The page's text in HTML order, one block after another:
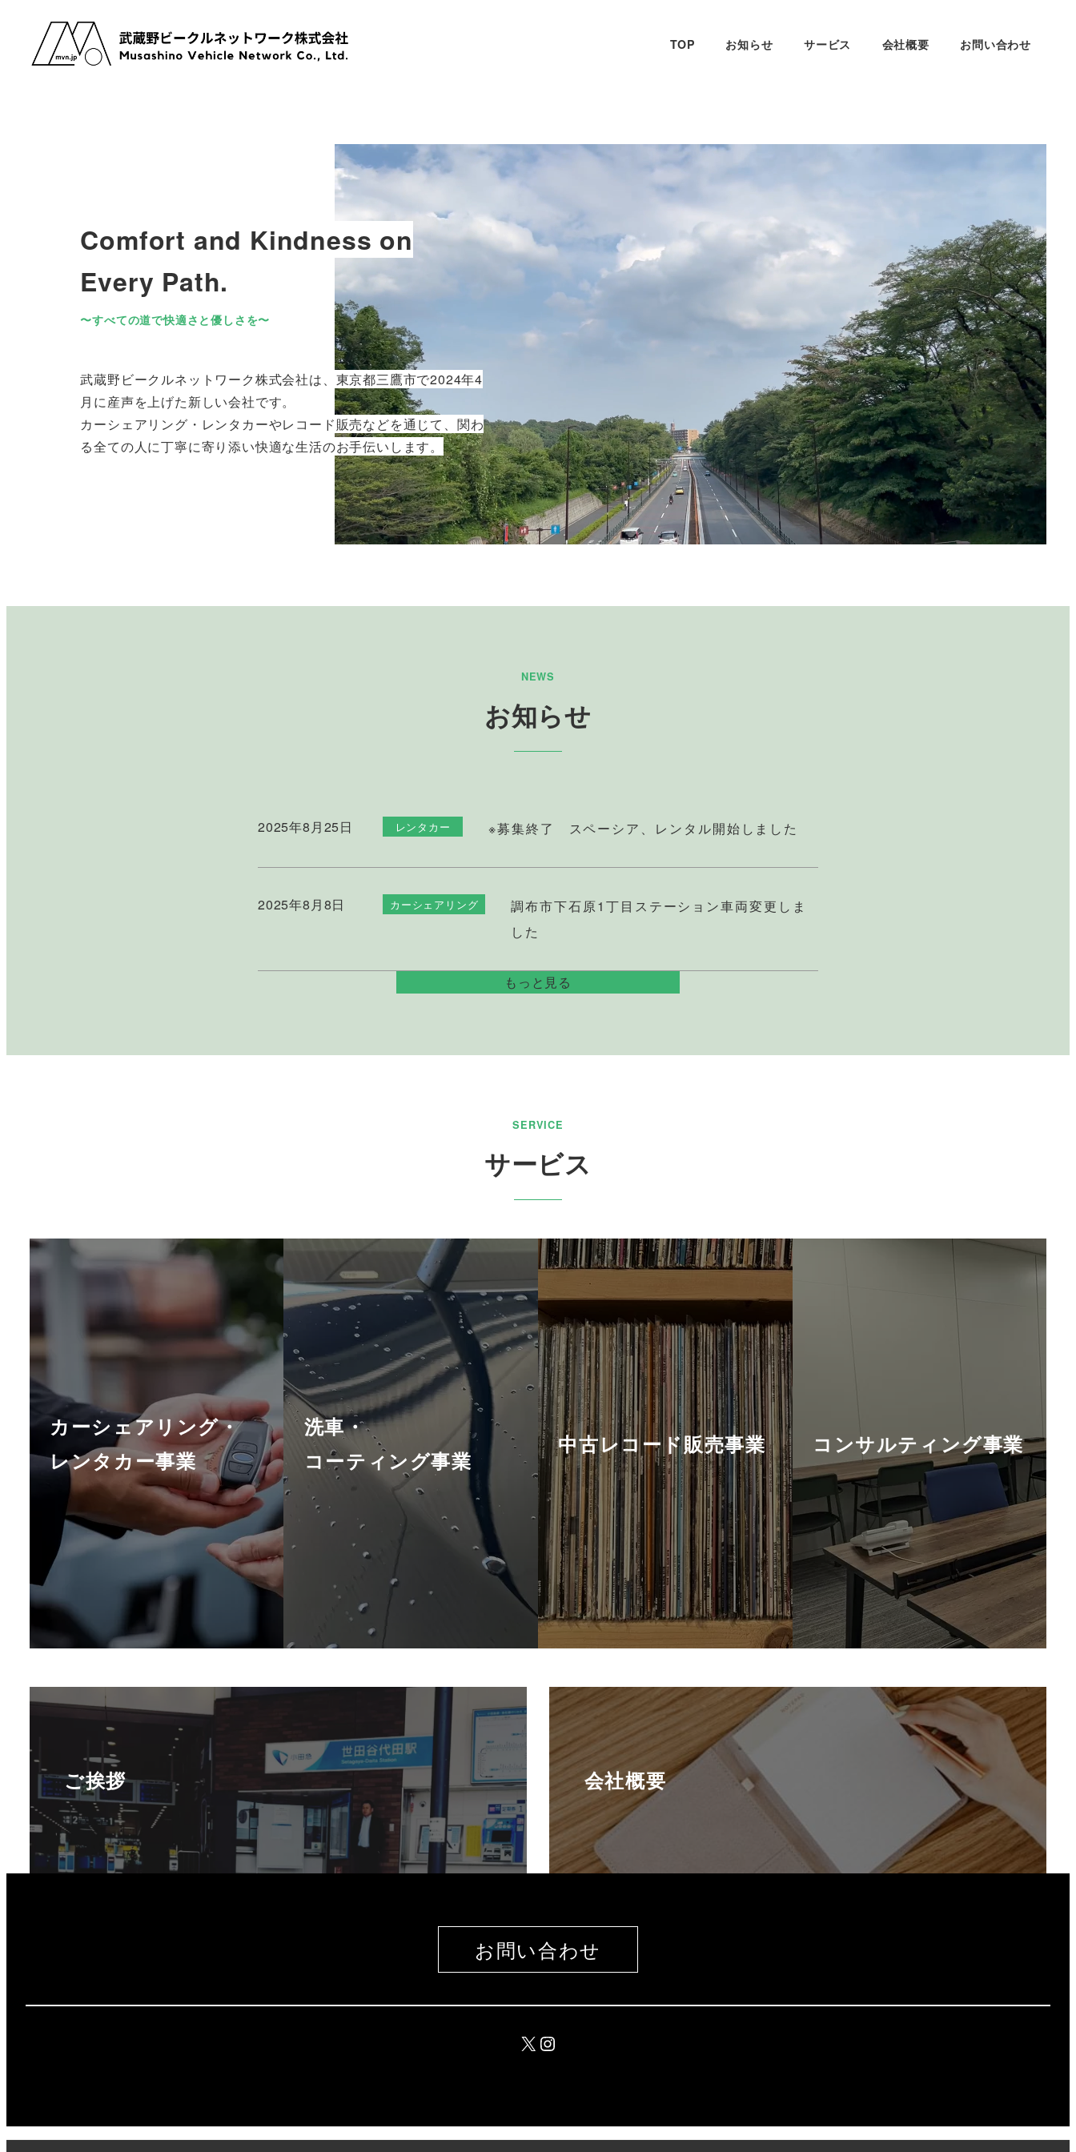
TOP お知らせ サービス 会社概要 お問い合わせ
Comfort and Kindness on
Every Path.
〜すべての道で快適さと優しさを〜
武蔵野ビークルネットワーク株式会社は、東京都三鷹市で2024年4
月に産声を上げた新しい会社です。
カーシェアリング・レンタカーやレコード販売などを通じて、関わ
る全ての人に丁寧に寄り添い快適な生活のお手伝いします。
NEWS
お知らせ
※募集終了 スペーシア、レンタル開始しました
投稿日
2025年8月25日 レンタカー
調布市下石原1丁目ステーション車両変更しま
した
投稿日
2025年8月8日 カーシェアリング
もっと見る
SERVICE
サービス
カーシェアリング・
レンタカー事業
洗車・
コーティング事業
中古レコード販売事業 コンサルティング事業
ご挨拶 会社概要
お問い合わせ
X Instagram